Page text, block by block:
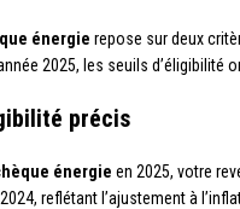
énergie repose sur deux
2025, les seuils d’éligibilité
précis
énergie en 2025, votre
reflétant l’ajustement à